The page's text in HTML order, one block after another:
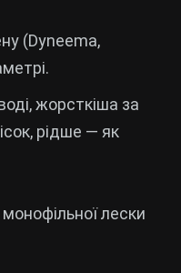
(Dyneema,
жорсткіша за
рідше — як
лески